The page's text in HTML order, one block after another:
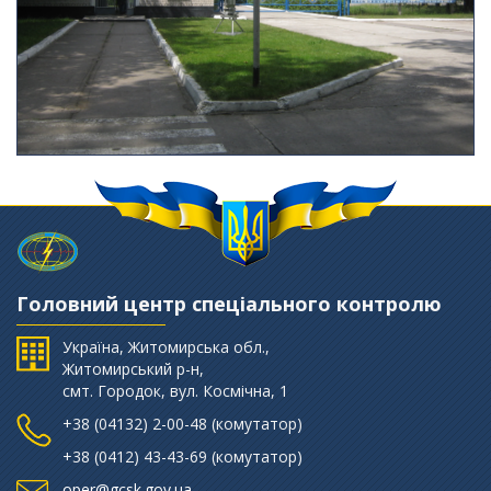
Головний центр спеціального контролю
Україна, Житомирська обл.,
Житомирський р-н,
смт. Городок, вул. Космічна, 1
+38 (‎04132) 2-00-48 (комутатор)
+38 (0412) 43-43-69 (комутатор)